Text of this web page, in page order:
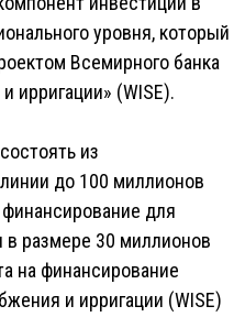
уровня, который
Всемирного банка
ирригации» (WISE).
из
до 100 миллионов
для
размере 30 миллионов
на финансирование
и ирригации (WISE)